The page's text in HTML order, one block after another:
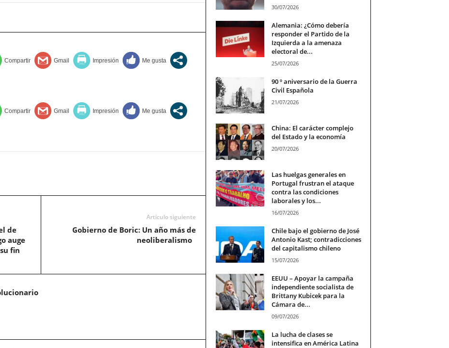
de
auge
fin
Artículo siguiente
Gobierno de Boric: Un año más de
neoliberalismo
30/07/2026
Alemania: ¿Cómo debería
responder el Partido de la
Izquierda a la amenaza
electoral de...
25/07/2026
90 º aniversario de la Guerra
Civil Española
21/07/2026
China: El carácter complejo
del Estado y la economía
20/07/2026
Las huelgas generales en
Portugal frustran el ataque
contra las condiciones
laborales y los...
16/07/2026
Chile bajo el gobierno de José
Antonio Kast; contradicciones
del capitalismo chileno
15/07/2026
EEUU – Apoyar la campaña
independiente socialista de
Brittany Kubicek para la
Cámara de...
09/07/2026
La lucha de clases se
intensifica en América Latina